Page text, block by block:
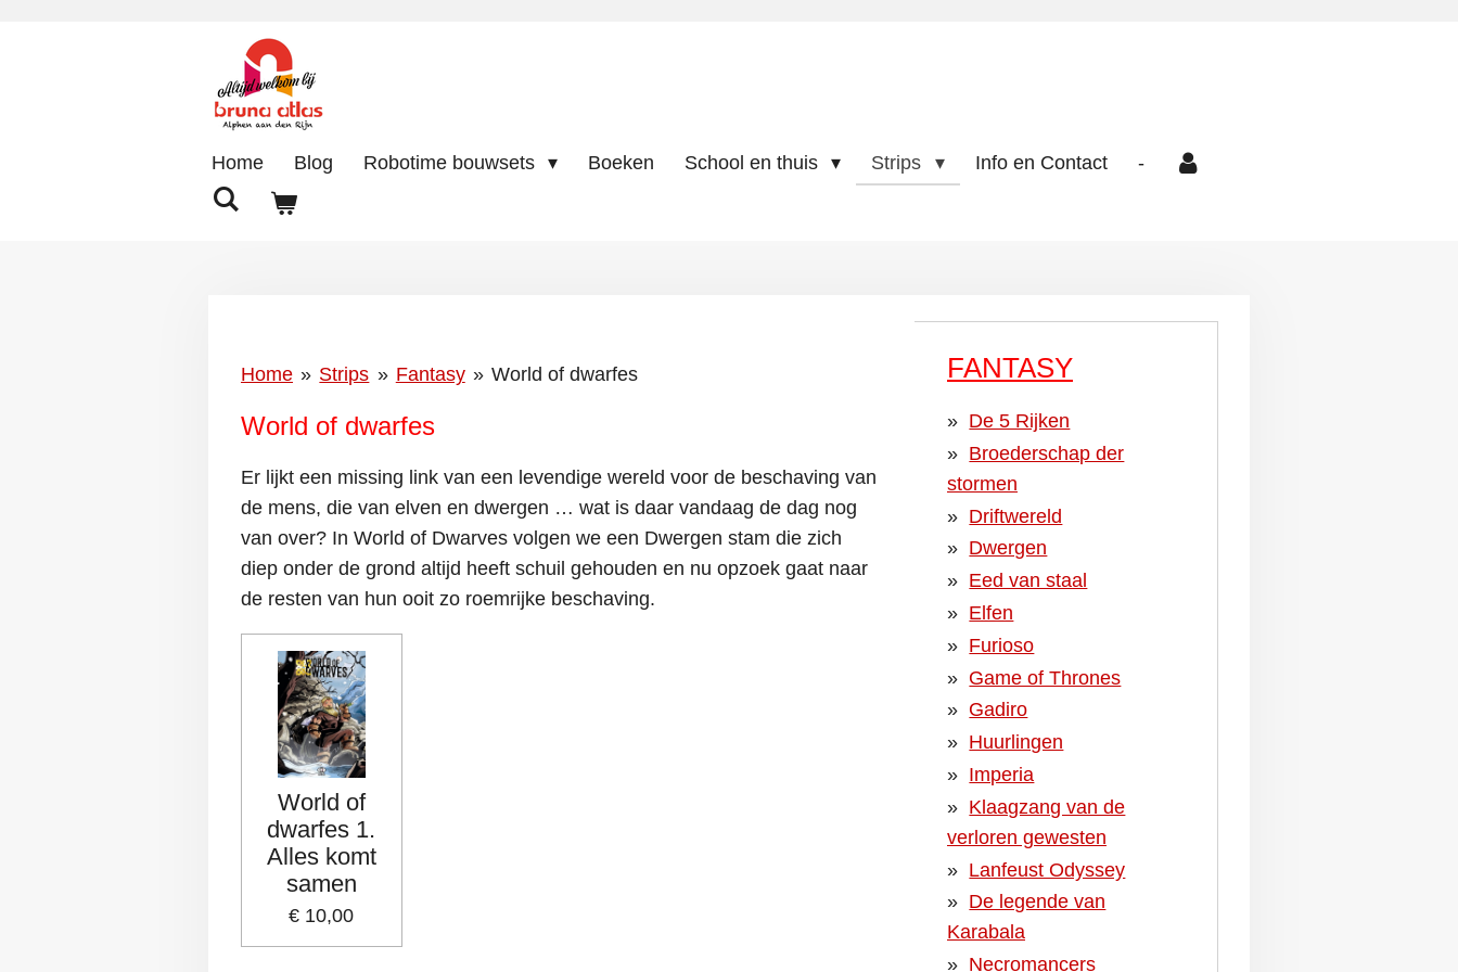
Home Blog Robotime bouwsets Boeken School en thuis Strips Info en Contact -
Home » Strips » Fantasy » World of dwarfes
World of dwarfes
Er lijkt een missing link van een levendige wereld voor de beschaving van
de mens, die van elven en dwergen … wat is daar vandaag de dag nog
van over? In World of Dwarves volgen we een Dwergen stam die zich
diep onder de grond altijd heeft schuil gehouden en nu opzoek gaat naar
de resten van hun ooit zo roemrijke beschaving.
World of
dwarfes 1.
Alles komt
samen
€ 10,00
FANTASY
De 5 Rijken
Broederschap der
stormen
Driftwereld
Dwergen
Eed van staal
Elfen
Furioso
Game of Thrones
Gadiro
Huurlingen
Imperia
Klaagzang van de
verloren gewesten
Lanfeust Odyssey
De legende van
Karabala
Necromancers